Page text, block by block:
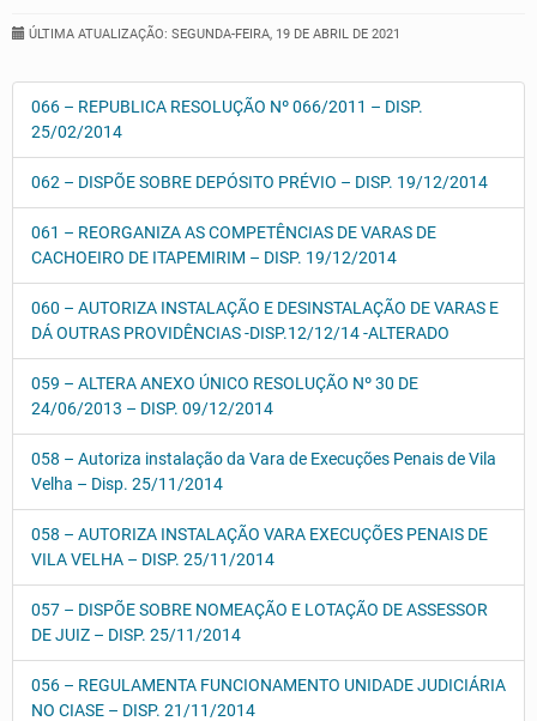
ÚLTIMA ATUALIZAÇÃO: SEGUNDA-FEIRA, 19 DE ABRIL DE 2021
066 – REPUBLICA RESOLUÇÃO Nº 066/2011 – DISP.
25/02/2014
062 – DISPÕE SOBRE DEPÓSITO PRÉVIO – DISP. 19/12/2014
061 – REORGANIZA AS COMPETÊNCIAS DE VARAS DE
CACHOEIRO DE ITAPEMIRIM – DISP. 19/12/2014
060 – AUTORIZA INSTALAÇÃO E DESINSTALAÇÃO DE VARAS E
DÁ OUTRAS PROVIDÊNCIAS -DISP.12/12/14 -ALTERADO
059 – ALTERA ANEXO ÚNICO RESOLUÇÃO Nº 30 DE
24/06/2013 – DISP. 09/12/2014
058 – Autoriza instalação da Vara de Execuções Penais de Vila
Velha – Disp. 25/11/2014
058 – AUTORIZA INSTALAÇÃO VARA EXECUÇÕES PENAIS DE
VILA VELHA – DISP. 25/11/2014
057 – DISPÕE SOBRE NOMEAÇÃO E LOTAÇÃO DE ASSESSOR
DE JUIZ – DISP. 25/11/2014
056 – REGULAMENTA FUNCIONAMENTO UNIDADE JUDICIÁRIA
NO CIASE – DISP. 21/11/2014